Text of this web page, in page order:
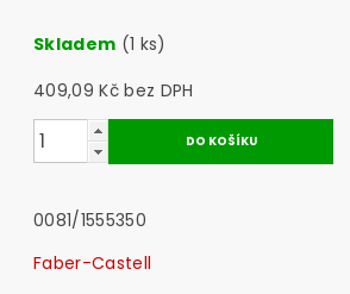
Skladem (1 ks)
409,09 Kč bez DPH
0081/1555350
Faber-Castell